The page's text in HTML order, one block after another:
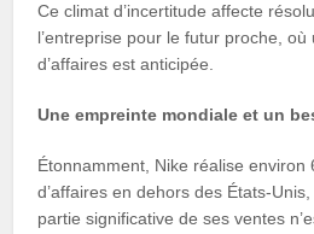
Ce climat d’incertitude affecte
l’entreprise pour le futur proche,
d’affaires est anticipée.
Une empreinte mondiale et un
Étonnamment, Nike réalise environ
d’affaires en dehors des États-
partie significative de ses ventes